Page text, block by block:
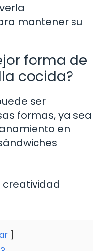
mantener su
forma de
cocida?
ser
formas, ya sea
en
creatividad